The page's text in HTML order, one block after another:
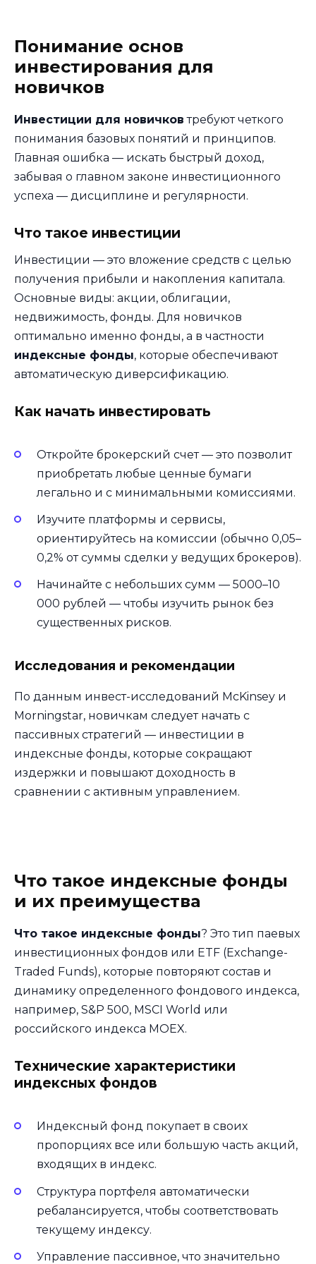
Понимание основ
инвестирования для
новичков
Инвестиции для новичков требуют четкого
понимания базовых понятий и принципов.
Главная ошибка — искать быстрый доход,
забывая о главном законе инвестиционного
успеха — дисциплине и регулярности.
Что такое инвестиции
Инвестиции — это вложение средств с целью
получения прибыли и накопления капитала.
Основные виды: акции, облигации,
недвижимость, фонды. Для новичков
оптимально именно фонды, а в частности
индексные фонды, которые обеспечивают
автоматическую диверсификацию.
Как начать инвестировать
Откройте брокерский счет — это позволит
приобретать любые ценные бумаги
легально и с минимальными комиссиями.
Изучите платформы и сервисы,
ориентируйтесь на комиссии (обычно 0,05–
0,2% от суммы сделки у ведущих брокеров).
Начинайте с небольших сумм — 5000–10
000 рублей — чтобы изучить рынок без
существенных рисков.
Исследования и рекомендации
По данным инвест-исследований McKinsey и
Morningstar, новичкам следует начать с
пассивных стратегий — инвестиции в
индексные фонды, которые сокращают
издержки и повышают доходность в
сравнении с активным управлением.
Что такое индексные фонды
и их преимущества
Что такое индексные фонды? Это тип паевых
инвестиционных фондов или ETF (Exchange-
Traded Funds), которые повторяют состав и
динамику определенного фондового индекса,
например, S&P 500, MSCI World или
российского индекса MOEX.
Технические характеристики
индексных фондов
Индексный фонд покупает в своих
пропорциях все или большую часть акций,
входящих в индекс.
Структура портфеля автоматически
ребалансируется, чтобы соответствовать
текущему индексу.
Управление пассивное, что значительно